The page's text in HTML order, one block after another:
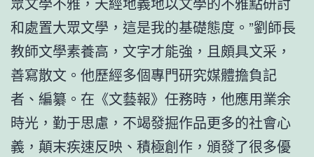
和處置大眾文學，這是我的基礎態度。”劉師長
教師文學素養高，文字才能強，且頗具文采，
善寫散文。他歷經多個專門研究媒體擔負記
者、編纂。在《文藝報》任務時，他應用業余
時光，勤于思慮，不竭發掘作品更多的社會心
義，顛末疾速反映、積極創作，頒發了很多優